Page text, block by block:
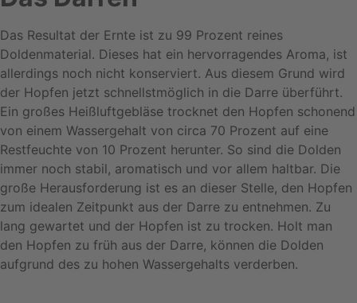
Das Resultat der Ernte ist zu 99 Prozent reines
Doldenmaterial. Dieses hat ein hervorragendes Aroma, ist
allerdings noch nicht konserviert. Aus diesem Grund wird
der Hopfen jetzt schnellstmöglich in die Darre überführt.
Ein großes Heißluftgebläse trocknet den Hopfen schonend
von einem Wassergehalt von circa 70 Prozent auf eine
Restfeuchte von 10 Prozent herunter. So sind die Dolden
immer noch stabil, aromatisch und vor allem haltbar. Die
große Herausforderung ist es an dieser Stelle, den Hopfen
zum idealen Zeitpunkt aus der Darre zu entnehmen. Zu
lang gewartet und der Hopfen ist zu trocken. Holt man
den Hopfen zu früh aus der Darre, können die Dolden
aufgrund des zu hohen Wassergehalts verderben.